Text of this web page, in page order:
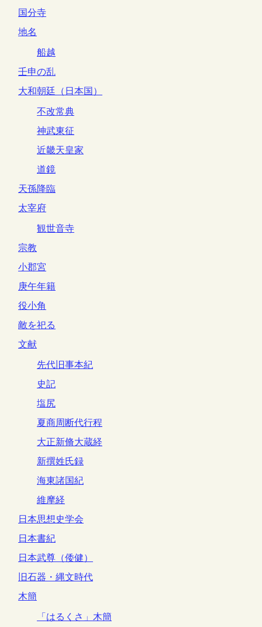
国分寺
地名
船越
壬申の乱
大和朝廷（日本国）
不改常典
神武東征
近畿天皇家
道鏡
天孫降臨
太宰府
観世音寺
宗教
小郡宮
庚午年籍
役小角
敵を祀る
文献
先代旧事本紀
史記
塩尻
夏商周断代行程
大正新脩大蔵経
新撰姓氏録
海東諸国紀
維摩経
日本思想史学会
日本書紀
日本武尊（倭健）
旧石器・縄文時代
木簡
「はるくさ」木簡